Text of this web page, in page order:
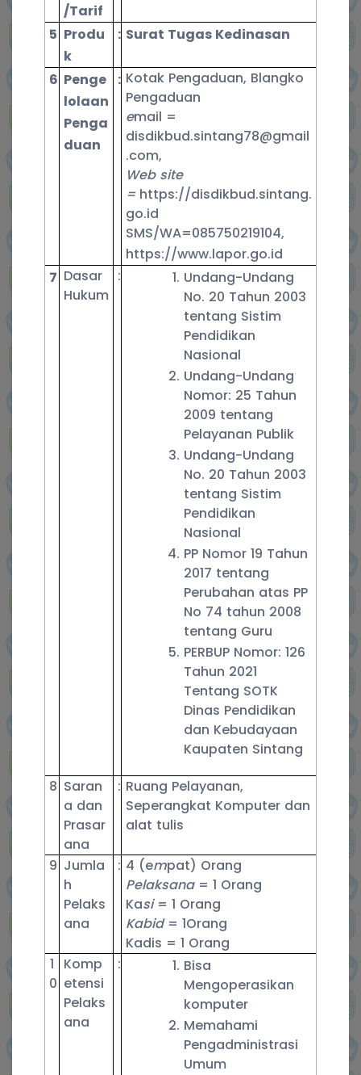
/Tarif
5 Produ
k
: Surat Tugas Kedinasan
6 Penge
lolaan
Penga
duan
: Kotak Pengaduan, Blangko
Pengaduan
email =
disdikbud.sintang78@gmail
.com,
Web site
= https://disdikbud.sintang.
go.id
SMS/WA=085750219104,
https://www.lapor.go.id
7 Dasar
Hukum
:
Undang-Undang
No. 20 Tahun 2003
tentang Sistim
Pendidikan
Nasional
Undang-Undang
Nomor: 25 Tahun
2009 tentang
Pelayanan Publik
Undang-Undang
No. 20 Tahun 2003
tentang Sistim
Pendidikan
Nasional
PP Nomor 19 Tahun
2017 tentang
Perubahan atas PP
No 74 tahun 2008
tentang Guru
PERBUP Nomor: 126
Tahun 2021
Tentang SOTK
Dinas Pendidikan
dan Kebudayaan
Kaupaten Sintang
8 Saran
a dan
Prasar
ana
: Ruang Pelayanan,
Seperangkat Komputer dan
alat tulis
9 Jumla
h
Pelaks
ana
: 4 (empat) Orang
Pelaksana= 1 Orang
Kasi= 1 Orang
Kabid= 1Orang
Kadis = 1 Orang
1
0
Komp
etensi
Pelaks
ana
:
Bisa
Mengoperasikan
komputer
Memahami
Pengadministrasi
Umum